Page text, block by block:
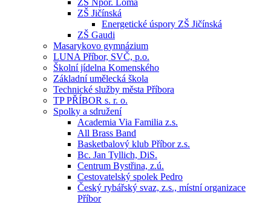
ZŠ Npor. Loma
ZŠ Jičínská
Energetické úspory ZŠ Jičínská
ZŠ Gaudi
Masarykovo gymnázium
LUNA Příbor, SVČ, p.o.
Školní jídelna Komenského
Základní umělecká škola
Technické služby města Příbora
TP PŘÍBOR s. r. o.
Spolky a sdružení
Academia Via Familia z.s.
All Brass Band
Basketbalový klub Příbor z.s.
Bc. Jan Tyllich, DiS.
Centrum Bystřina, z.ú.
Cestovatelský spolek Pedro
Český rybářský svaz, z.s., místní organizace
Příbor